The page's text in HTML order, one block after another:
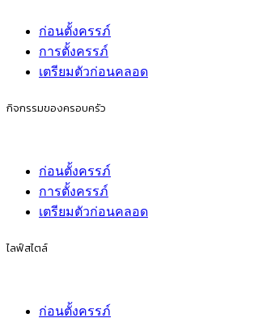
ก่อนตั้งครรภ์
การตั้งครรภ์
เตรียมตัวก่อนคลอด
กิจกรรมของครอบครัว
ก่อนตั้งครรภ์
การตั้งครรภ์
เตรียมตัวก่อนคลอด
ไลฟ์สไตล์
ก่อนตั้งครรภ์